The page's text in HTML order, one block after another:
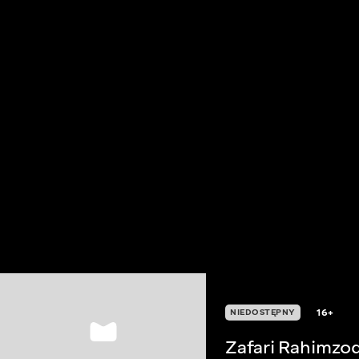
NIEDOSTĘPNY 16+
Zafari